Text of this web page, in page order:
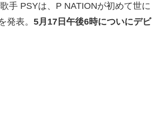
手 PSYは、P NATIONが初めて世に
発表。 5月17日午後6時についにデビ